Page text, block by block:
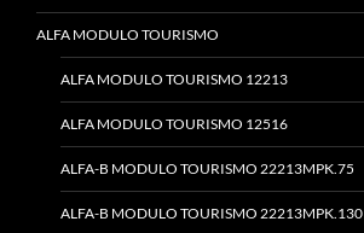
ALFA MODULO TOURISMO
ALFA MODULO TOURISMO 12213
ALFA MODULO TOURISMO 12516
ALFA-B MODULO TOURISMO 22213MPK.75
ALFA-B MODULO TOURISMO 22213MPK.130